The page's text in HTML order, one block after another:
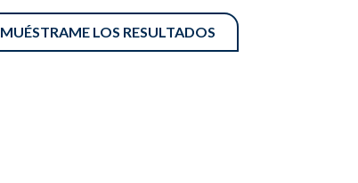
MUÉSTRAME LOS RESULTADOS